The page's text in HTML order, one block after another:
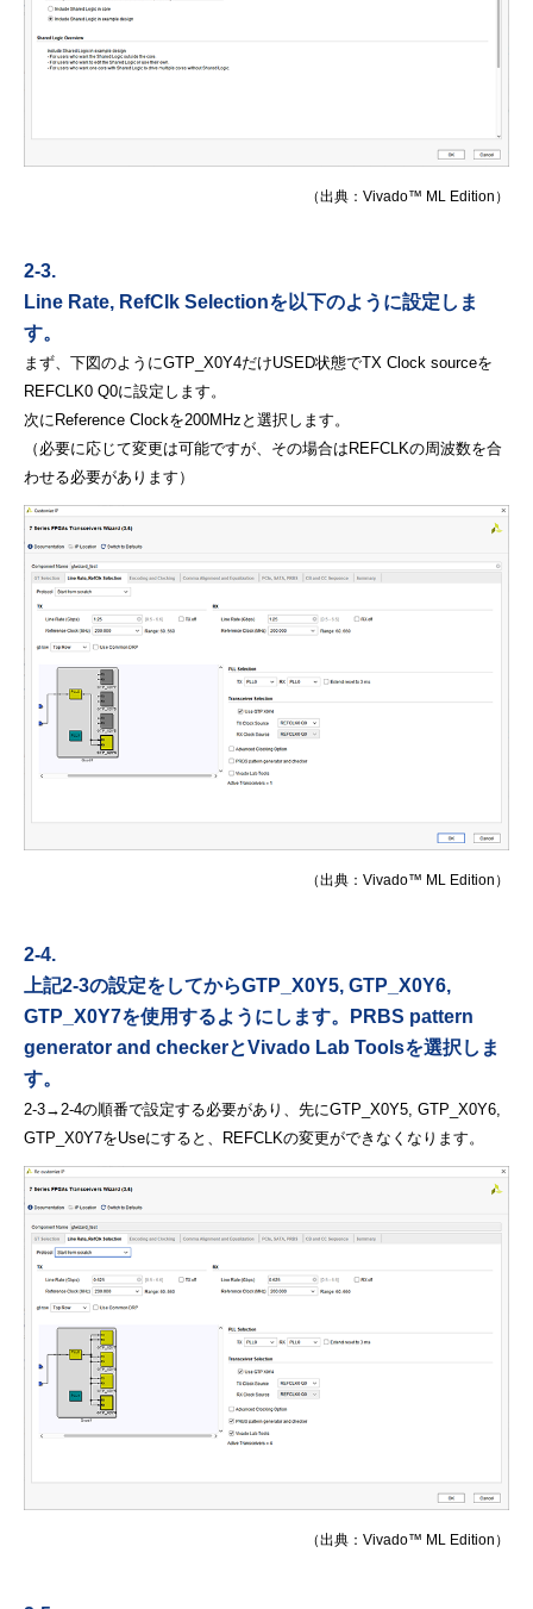
（出典：Vivado™ ML Edition）
2-3.
Line Rate, RefClk Selectionを以下のように設定しま
す。
まず、下図のようにGTP_X0Y4だけUSED状態でTX Clock sourceを
REFCLK0 Q0に設定します。
次にReference Clockを200MHzと選択します。
（必要に応じて変更は可能ですが、その場合はREFCLKの周波数を合
わせる必要があります）
（出典：Vivado™ ML Edition）
2-4.
上記2-3の設定をしてからGTP_X0Y5, GTP_X0Y6,
GTP_X0Y7を使用するようにします。
PRBS pattern
generator and checkerとVivado Lab Toolsを選択しま
す。
2-3→2-4の順番で設定する必要があり、先にGTP_X0Y5, GTP_X0Y6,
GTP_X0Y7をUseにすると、 REFCLKの変更ができなくなります。
（出典：Vivado™ ML Edition）